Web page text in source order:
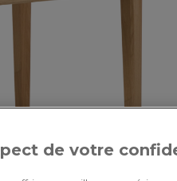
de votre